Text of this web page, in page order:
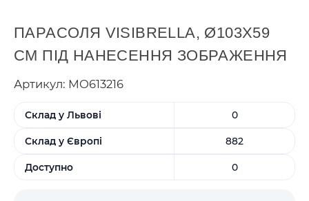
ПАРАСОЛЯ VISIBRELLA, Ø103X59
СМ ПІД НАНЕСЕННЯ ЗОБРАЖЕННЯ
Артикул: MO613216
Склад у Львові 0
Склад у Європі 882
Доступно 0